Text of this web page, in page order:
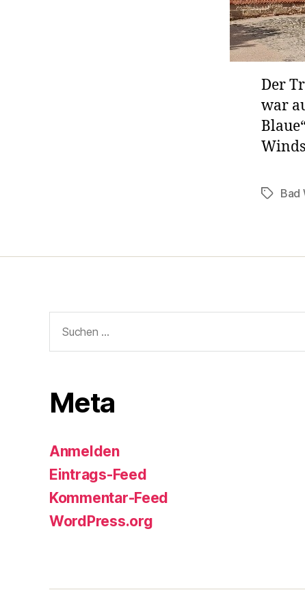
Der
war
Bad
nach:
Meta
Anmelden
Eintrags-Feed
Kommentar-Feed
WordPress.org